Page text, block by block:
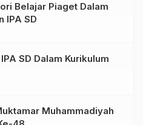
Belajar Piaget Dalam
IPA SD
SD Dalam Kurikulum
Muhammadiyah